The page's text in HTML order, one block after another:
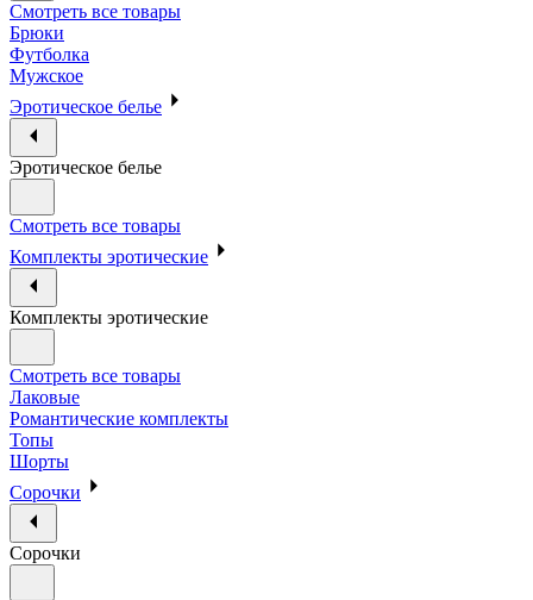
Смотреть все товары
Брюки
Футболка
Мужское
Эротическое белье
Эротическое белье
Смотреть все товары
Комплекты эротические
Комплекты эротические
Смотреть все товары
Лаковые
Романтические комплекты
Топы
Шорты
Сорочки
Сорочки